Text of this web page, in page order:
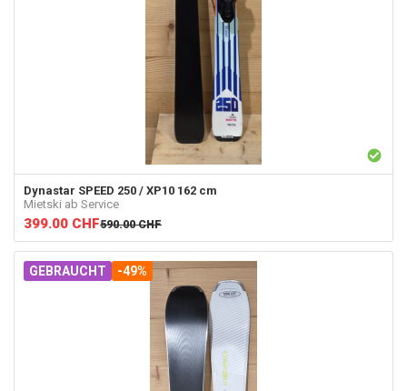
Dynastar SPEED 250 / XP10 162 cm
Mietski ab Service
399.00 CHF590.00 CHF
GEBRAUCHT -49%